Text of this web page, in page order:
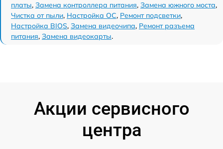
платы, Замена контроллера питания, Замена южного моста,
Чистка от пыли, Настройка ОС, Ремонт подсветки,
Настройка BIOS, Замена видеочипа, Ремонт разъема
питания, Замена видеокарты.
Акции сервисного
центра